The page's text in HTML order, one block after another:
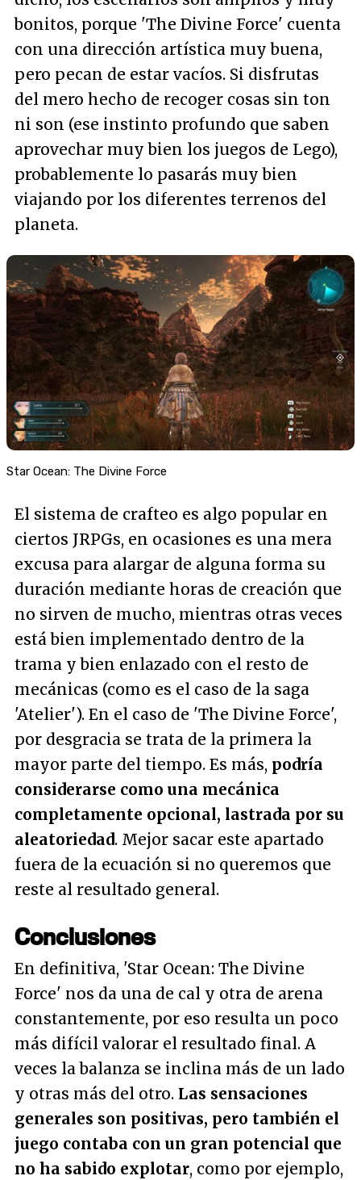
bonitos, porque 'The Divine Force' cuenta
con una dirección artística muy buena,
pero pecan de estar vacíos. Si disfrutas
del mero hecho de recoger cosas sin ton
ni son (ese instinto profundo que saben
aprovechar muy bien los juegos de Lego),
probablemente lo pasarás muy bien
viajando por los diferentes terrenos del
planeta.
Star Ocean: The Divine Force
El sistema de crafteo es algo popular en
ciertos JRPGs, en ocasiones es una mera
excusa para alargar de alguna forma su
duración mediante horas de creación que
no sirven de mucho, mientras otras veces
está bien implementado dentro de la
trama y bien enlazado con el resto de
mecánicas (como es el caso de la saga
'Atelier'). En el caso de 'The Divine Force',
por desgracia se trata de la primera la
mayor parte del tiempo. Es más, podría
considerarse como una mecánica
completamente opcional, lastrada por su
aleatoriedad. Mejor sacar este apartado
fuera de la ecuación si no queremos que
reste al resultado general.
Conclusiones
En definitiva, 'Star Ocean: The Divine
Force' nos da una de cal y otra de arena
constantemente, por eso resulta un poco
más difícil valorar el resultado final. A
veces la balanza se inclina más de un lado
y otras más del otro. Las sensaciones
generales son positivas, pero también el
juego contaba con un gran potencial que
no ha sabido explotar, como por ejemplo,